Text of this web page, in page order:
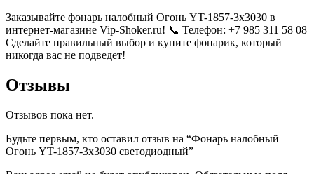
Заказывайте фонарь налобный Огонь YT-1857-3х3030 в
интернет-магазине Vip-Shoker.ru! 📞 Телефон: +7 985 311 58 08
Сделайте правильный выбор и купите фонарик, который
никогда вас не подведет!
Отзывы
Отзывов пока нет.
Будьте первым, кто оставил отзыв на “Фонарь налобный
Огонь YT-1857-3х3030 светодиодный”